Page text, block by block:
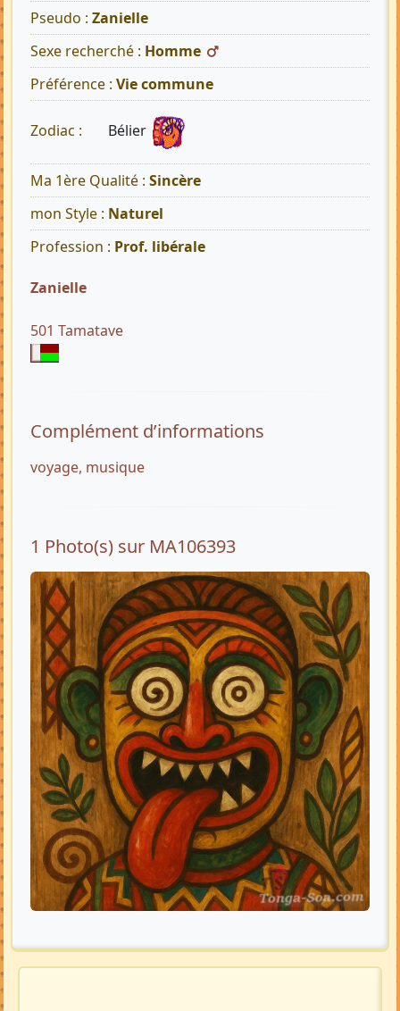
Pseudo : Zanielle
Sexe recherché : Homme
Préférence : Vie commune
Zodiac : Bélier
Ma 1ère Qualité : Sincère
mon Style : Naturel
Profession : Prof. libérale
Zanielle
501 Tamatave
Complément d’informations
voyage, musique
1 Photo(s) sur MA106393